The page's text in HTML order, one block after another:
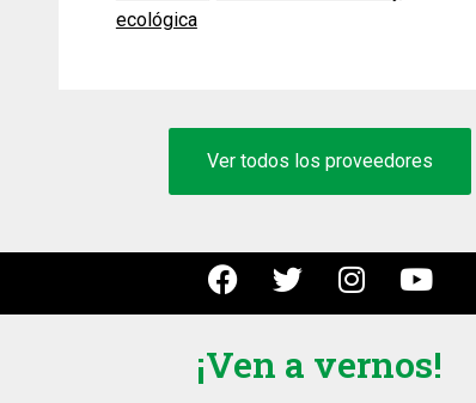
ecológica
Ver todos los proveedores
¡Ven a vernos!